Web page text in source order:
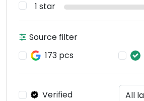
1 star
Source filter
173 pcs
Verified